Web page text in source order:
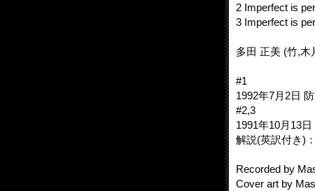
2 Imperfect is
3 Imperfect is
多田 正美 (竹,木
#1
1992年7月2日
#2,3
1991年10月13
解説(英訳付き)
Recorded by
Cover art by